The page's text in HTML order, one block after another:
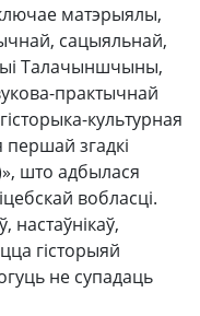
матэрыялы,
сацыяльнай,
Талачыншчыны,
практычнай
культурная
першай згадкі
што адбылася
вобласці.
настаўнікаў,
гісторыяй
не супадаць